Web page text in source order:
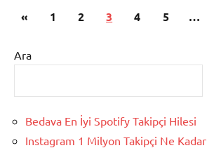
Yazı
«Önceki
1 2 3 4 5 …
Ara
Bedava En İyi Spotify Takipçi Hilesi
Instagram 1 Milyon Takipçi Ne Kadar